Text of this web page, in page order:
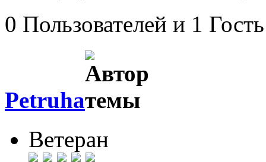
0 Пользователей и 1
Petruha
Ветеран